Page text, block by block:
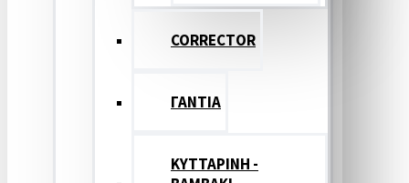
CORRECTOR
ΓΑΝΤΙΑ
ΚΥΤΤΑΡΙΝΗ -